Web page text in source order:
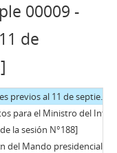
00009 -
de
al 11 de septiembre de 1973 N°3]
al 11 de septiembre de 1973 N°4]
al 11 de septiembre de 1973 N°5]
al 11 de septiembre de 1973 N°6]
al 11 de septiembre de 1973 N°8]
para el Ministro del Interior
la sesión N°188]
del Mando presidencial